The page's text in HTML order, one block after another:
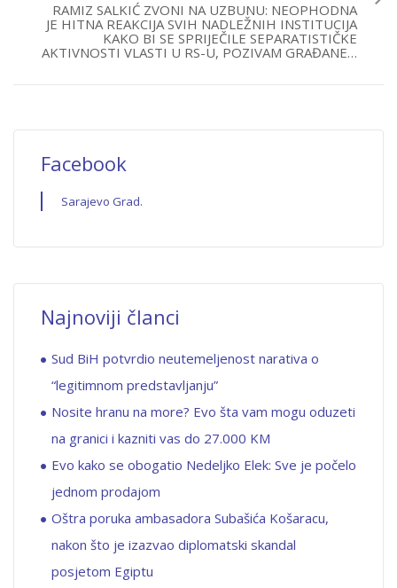
RAMIZ SALKIĆ ZVONI NA UZBUNU: NEOPHODNA
JE HITNA REAKCIJA SVIH NADLEŽNIH INSTITUCIJA
KAKO BI SE SPRIJEČILE SEPARATISTIČKE
AKTIVNOSTI VLASTI U RS-U, POZIVAM GRAĐANE…
Facebook
Sarajevo Grad.
Najnoviji članci
Sud BiH potvrdio neutemeljenost narativa o
“legitimnom predstavljanju”
Nosite hranu na more? Evo šta vam mogu oduzeti
na granici i kazniti vas do 27.000 KM
Evo kako se obogatio Nedeljko Elek: Sve je počelo
jednom prodajom
Oštra poruka ambasadora Subašića Košaracu,
nakon što je izazvao diplomatski skandal
posjetom Egiptu